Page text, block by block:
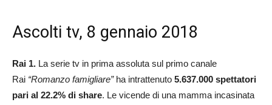
Ascolti tv, 8 gennaio 2018
Rai 1. La serie tv in prima assoluta sul primo canale
Rai “Romanzo famigliare”ha intrattenuto 5.637.000 spettatori
pari al 22.2% di share. Le vicende di una mamma incasinata